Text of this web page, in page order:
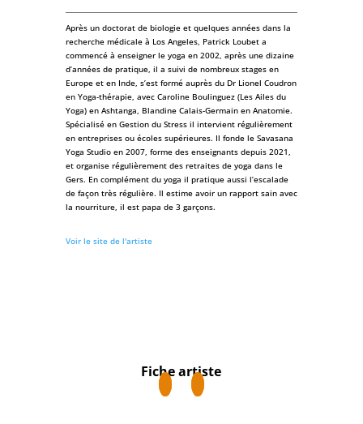
Après un doctorat de biologie et quelques années dans la
recherche médicale à Los Angeles, Patrick Loubet a
commencé à enseigner le yoga en 2002, après une dizaine
d’années de pratique, il a suivi de nombreux stages en
Europe et en Inde, s’est formé auprès du Dr Lionel Coudron
en Yoga-thérapie, avec Caroline Boulinguez (Les Ailes du
Yoga) en Ashtanga, Blandine Calais-Germain en Anatomie.
Spécialisé en Gestion du Stress il intervient régulièrement
en entreprises ou écoles supérieures. Il fonde le Savasana
Yoga Studio en 2007, forme des enseignants depuis 2021,
et organise régulièrement des retraites de yoga dans le
Gers. En complément du yoga il pratique aussi l’escalade
de façon très régulière. Il estime avoir un rapport sain avec
la nourriture, il est papa de 3 garçons.
Voir le site de l'artiste
Fiche artiste